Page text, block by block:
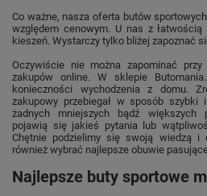
Co ważne, nasza oferta butów
względem cenowym. U nas z
kieszeń. Wystarczy tylko bliżej zapoznać
Oczywiście nie można zapominać
zakupów online. W sklepie
konieczności wychodzenia z domu.
zakupowy przebiegał w sposób szybki
żadnych mniejszych bądź większych
pojawią się jakieś pytania lub
Chętnie podzielimy się swoją wiedzą i
również wybrać najlepsze obuwie
Najlepsze buty sportowe